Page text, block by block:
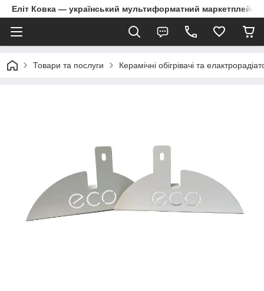
Еліт Ковка — український мультиформатний маркетплейс
Товари та послуги Керамічні обігрівачі та